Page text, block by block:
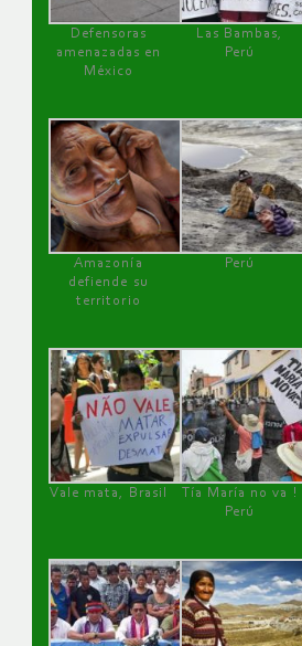
Defensoras
amenazadas en
México
Las Bambas,
Perú
Amazonía
defiende su
territorio
Perú
Vale mata, Brasil
Tía María no va !
Perú